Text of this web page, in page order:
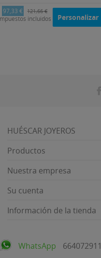
97,33 € 121,66 €
incluidos Personalizar
HUÉSCAR JOYEROS
Productos
Nuestra empresa
Su cuenta
Información de la tienda
WhatsApp 664072911